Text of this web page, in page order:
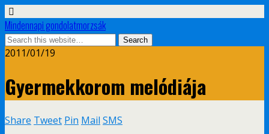
Mindennapi gondolatmorzsák
2011/01/19
Gyermekkorom melódiája
Share Tweet Pin Mail SMS